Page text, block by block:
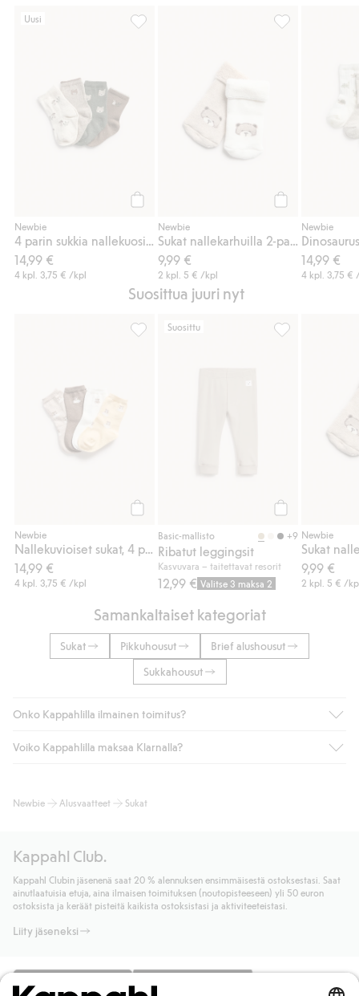
Uusi
Newbie
14,99 €
4 kpl. 3,75 € /kpl
Newbie
9,99 €
2 kpl. 5 € /kpl
Newbie
14,99 €
4 kpl. 3,75 €
Suosittua juuri nyt
Newbie
14,99 €
4 kpl. 3,75 € /kpl
Suosittu
Basic-mallisto +9
Ribatut leggingsit
Kasvuvara – taitettavat resorit
12,99 € Valitse 3 maksa 2
Newbie
9,99 €
2 kpl. 5 € /
Samankaltaiset kategoriat
Sukat Pikkuhousut
Brief alushousut
Sukkahousut
Onko Kappahlilla ilmainen toimitus?
Jos olet Kappahl Clubin jäsen, saat aina ilmaisen toimituksen
kotiinkuljetusta). Toimituskulut poistuvat automaattisesti, kun
noutopisteeseen tai pakettiautomaattiin ja PostNordin
kotiinkuljetuksella 6,99 €, riippumatta ostosummasta.
Lue lisää
Voiko Kappahlilla maksaa Klarnalla?
maksutavat, kuten laskun, sekä muita maksuvaihtoehtoja.
Lisätietoja Klarnan maksuehdoista
Lue lisää
Newbie Alusvaatteet Sukat
Kappahl Club.
Kappahl Clubin jäsenenä saat 20 % alennuksen ensimmäisestä ostoksestasi. Saat
ainutlaatuisia etuja, aina ilmaisen toimituksen (noutopisteeseen) yli 50 euron
ostoksista ja keräät pisteitä kaikista ostoksistasi ja aktiviteeteistasi.
Liity jäseneksi